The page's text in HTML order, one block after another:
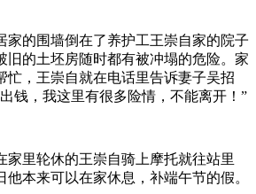
的围墙倒在了养护工王崇自家的院子
旧的土坯房随时都有被冲塌的危险。家
忙，王崇自就在电话里告诉妻子吴招
钱，我这里有很多险情，不能离开！”
里轮休的王崇自骑上摩托就往站里
他本来可以在家休息，补端午节的假。